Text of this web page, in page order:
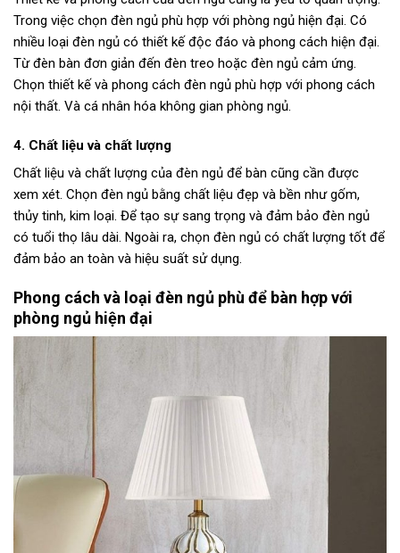
Trong việc chọn đèn ngủ phù hợp với phòng ngủ hiện đại. Có
nhiều loại đèn ngủ có thiết kế độc đáo và phong cách hiện đại.
Từ đèn bàn đơn giản đến đèn treo hoặc đèn ngủ cảm ứng.
Chọn thiết kế và phong cách đèn ngủ phù hợp với phong cách
nội thất. Và cá nhân hóa không gian phòng ngủ.
4. Chất liệu và chất lượng
Chất liệu và chất lượng của đèn ngủ để bàn cũng cần được
xem xét. Chọn đèn ngủ bằng chất liệu đẹp và bền như gốm,
thủy tinh, kim loại. Để tạo sự sang trọng và đảm bảo đèn ngủ
có tuổi thọ lâu dài. Ngoài ra, chọn đèn ngủ có chất lượng tốt để
đảm bảo an toàn và hiệu suất sử dụng.
Phong cách và loại đèn ngủ phù để bàn hợp với
phòng ngủ hiện đại